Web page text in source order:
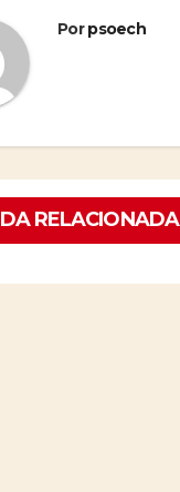
Porpsoech
RELACIONADA